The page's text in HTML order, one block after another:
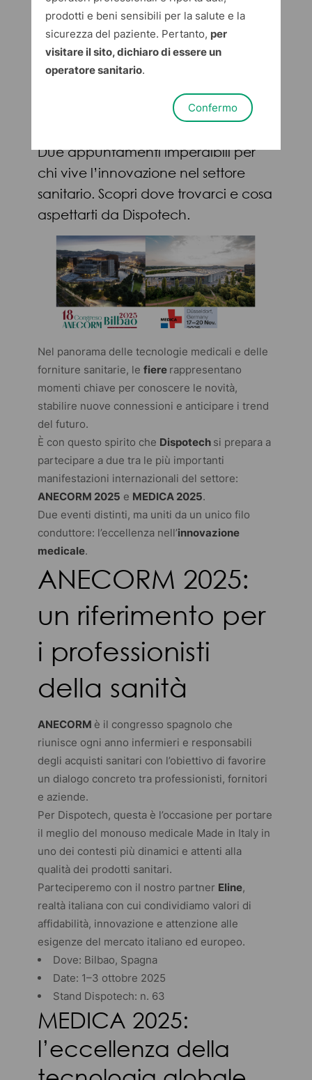
futuro del
medicale
Dispotech Media TeaminNews
22 settembre 2025
Due appuntamenti imperdibili per
chi vive l’innovazione nel settore
sanitario. Scopri dove trovarci e cosa
aspettarti da Dispotech.
Nel panorama delle tecnologie medicali e delle
forniture sanitarie, lefiere rappresentano
momenti chiave per conoscere le novità,
stabilire nuove connessioni e anticipare i trend
del futuro.
È con questo spirito che Dispotech si prepara a
partecipare a due tra le più importanti
manifestazioni internazionali del settore:
ANECORM 2025 e MEDICA 2025.
Due eventi distinti, ma uniti da un unico filo
conduttore: l’eccellenza nell’innovazione
medicale.
ANECORM 2025:
un riferimento per
i professionisti
della sanità
ANECORM è il congresso spagnolo che
riunisce ogni anno infermieri e responsabili
degli acquisti sanitari con l’obiettivo di favorire
un dialogo concreto tra professionisti, fornitori
e aziende.
Per Dispotech, questa è l’occasione per portare
il meglio del monouso medicale Made in Italy in
uno dei contesti più dinamici e attenti alla
qualità dei prodotti sanitari.
Parteciperemo con il nostro partner Eline,
realtà italiana con cui condividiamo valori di
affidabilità, innovazione e attenzione alle
esigenze del mercato italiano ed europeo.
Dove: Bilbao, Spagna
Date: 1–3 ottobre 2025
Stand Dispotech: n. 63
MEDICA 2025:
l’eccellenza della
prodotti e beni sensibili per la salute e la
sicurezza del paziente. Pertanto, per
visitare il sito, dichiaro di essere un
operatore sanitario.
Confermo